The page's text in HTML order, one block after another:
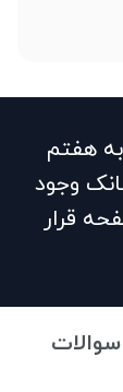
هفتم
وجود
قرار